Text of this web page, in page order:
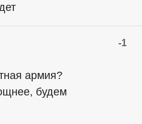
-1
армия?
будем